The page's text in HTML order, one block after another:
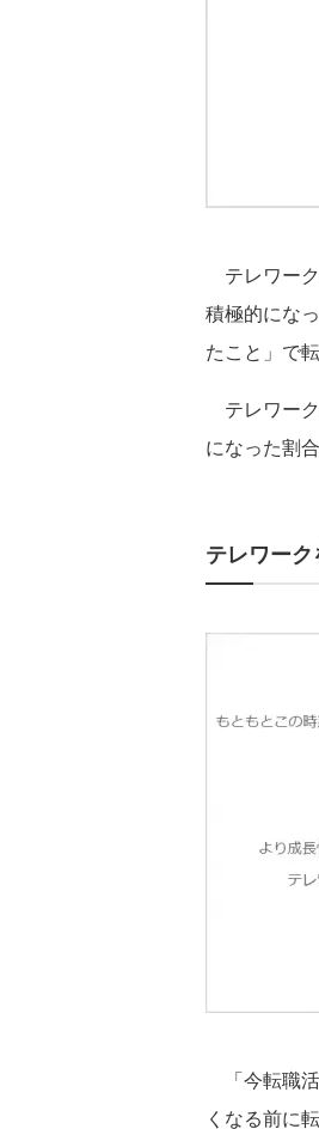
テレワー
積極的にな
たこと」で
テレワー
になった割
テレワー
「今転職
くなる前に